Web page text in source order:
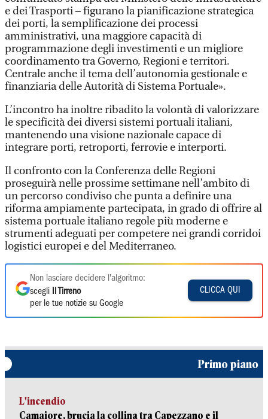
e dei Trasporti – figurano la pianificazione strategica
dei porti, la semplificazione dei processi
amministrativi, una maggiore capacità di
programmazione degli investimenti e un migliore
coordinamento tra Governo, Regioni e territori.
Centrale anche il tema dell’autonomia gestionale e
finanziaria delle Autorità di Sistema Portuale».
L’incontro ha inoltre ribadito la volontà di valorizzare
le specificità dei diversi sistemi portuali italiani,
mantenendo una visione nazionale capace di
integrare porti, retroporti, ferrovie e interporti.
Il confronto con la Conferenza delle Regioni
proseguirà nelle prossime settimane nell’ambito di
un percorso condiviso che punta a definire una
riforma ampiamente partecipata, in grado di offrire al
sistema portuale italiano regole più moderne e
strumenti adeguati per competere nei grandi corridoi
logistici europei e del Mediterraneo.
Non lasciare decidere l'algoritmo:
scegli
Il Tirreno
per le tue notizie su Google
CLICCA QUI
Primo piano
L'incendio
Camaiore, brucia la collina tra Capezzano e il